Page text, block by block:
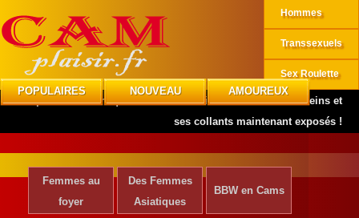
POPULAIRES NOUVEAU AMOUREUX
Hommes
Transsexuels
Sex Roulette
CAMplaisir»Mannequins»Admirez Rie Rasmussen : ses seins et
ses collants maintenant exposés !
Femmes au
foyer
Des Femmes
Asiatiques
BBW en Cams